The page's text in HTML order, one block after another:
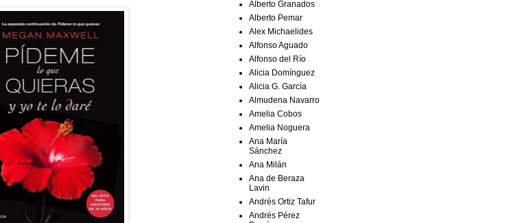
Alberto Granados
Alberto Pemar
Alex Michaelides
Alfonso Aguado
Alfonso del Río
Alicia Domínguez
Alicia G. García
Almudena Navarro
Amelia Cobos
Amelia Noguera
Ana María
Sánchez
Ana Milán
Ana de Beraza
Lavin
Andrés Ortiz Tafur
Andrés Pérez